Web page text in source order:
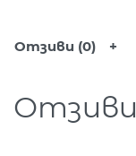
Отзиви (0)
Отзиви